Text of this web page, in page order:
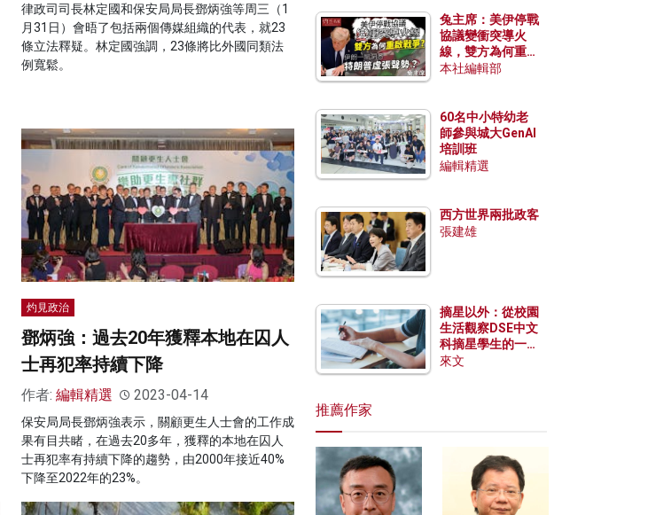
律政司司長林定國和保安局局長鄧炳強等周三（1
月31日）會晤了包括兩個傳媒組織的代表，就23
條立法釋疑。林定國強調，23條將比外國同類法
例寬鬆。
灼見政治
鄧炳強：過去20年獲釋本地在囚人
士再犯率持續下降
作者: 編輯精選 2023-04-14
保安局局長鄧炳強表示，關顧更生人士會的工作成
果有目共睹，在過去20多年，獲釋的本地在囚人
士再犯率有持續下降的趨勢，由2000年接近40%
下降至2022年的23%。
兔主席：美伊停戰
協議變衝突導火
線，雙方為何重啟
戰爭？伊朗一早洞
本社編輯部
60名中小特幼老
師參與城大GenAI
培訓班
編輯精選
西方世界兩批政客
張建雄
摘星以外：從校園
生活觀察DSE中文
科摘星學生的一點
特質
來文
推薦作家